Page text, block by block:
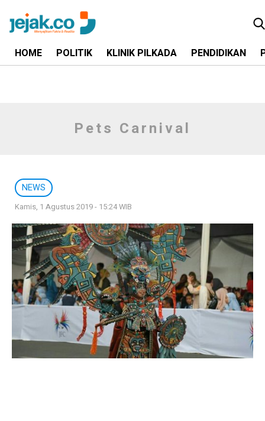
HOME POLITIK KLINIK PILKADA PENDIDIKAN
Pets Carnival
NEWS
Kamis, 1 Agustus 2019 - 15:24 WIB